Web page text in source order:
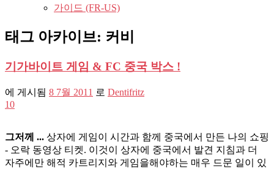
가이드 (FR-US)
태그 아카이브: 커비
기가바이트 게임 & FC 중국 박스 !
에 게시됨 8 7월 2011 로 Dentifritz
10
그저께 ... 상자에 게임이 시간과 함께 중국에서 만든 나의 쇼핑
- 오락 동영상 티켓. 이것이 상자에 중국에서 발견 지침과 더
자주에만 해적 카트리지와 게임을해야하는 매우 드문 일이 있